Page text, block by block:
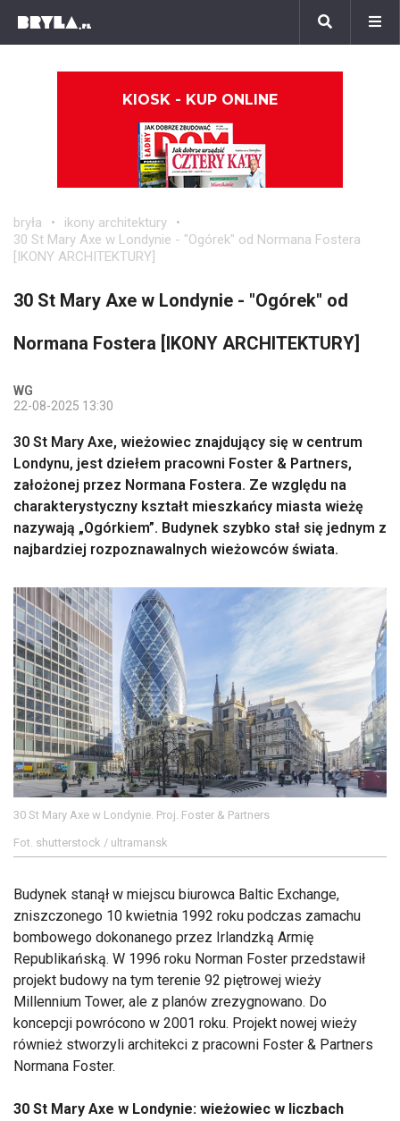
KIOSK - KUP ONLINE
bryła
ikony architektury
30 St Mary Axe w Londynie - "Ogórek" od Normana Fostera
[IKONY ARCHITEKTURY]
30 St Mary Axe w Londynie - "Ogórek" od
Normana Fostera [IKONY ARCHITEKTURY]
WG
22-08-2025 13:30
30 St Mary Axe, wieżowiec znajdujący się w centrum
Londynu, jest dziełem pracowni Foster & Partners,
założonej przez Normana Fostera. Ze względu na
charakterystyczny kształt mieszkańcy miasta wieżę
nazywają „Ogórkiem”. Budynek szybko stał się jednym z
najbardziej rozpoznawalnych wieżowców świata.
30 St Mary Axe w Londynie. Proj. Foster & Partners
Fot. shutterstock / ultramansk
Budynek stanął w miejscu biurowca Baltic Exchange,
zniszczonego 10 kwietnia 1992 roku podczas zamachu
bombowego dokonanego przez Irlandzką Armię
Republikańską. W 1996 roku Norman Foster przedstawił
projekt budowy na tym terenie 92 piętrowej wieży
Millennium Tower, ale z planów zrezygnowano. Do
koncepcji powrócono w 2001 roku. Projekt nowej wieży
również stworzyli architekci z pracowni Foster & Partners
Normana Foster.
30 St Mary Axe w Londynie: wieżowiec w liczbach